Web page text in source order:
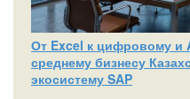
От Excel к цифровому и
среднему бизнесу
экосистему SAP